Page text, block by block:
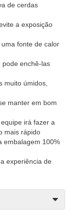
de cerdas
a exposição
fonte de calor
pode enchê-las
muito úmidos,
manter em bom
irá fazer a
mais rápido
embalagem 100%
experiência de